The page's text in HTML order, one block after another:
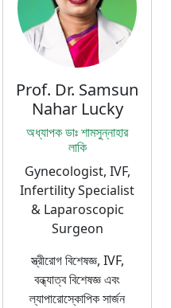
Prof. Dr. Samsun
Nahar Lucky
অধ্যাপক ডাঃ শামসুন্নাহার
লাকি
Gynecologist, IVF,
Infertility Specialist
& Laparoscopic
Surgeon
স্ত্রীরোগ বিশেষজ্ঞ, IVF,
বন্ধ্যাত্ব বিশেষজ্ঞ এবং
ল্যাপারোস্কোপিক সার্জন